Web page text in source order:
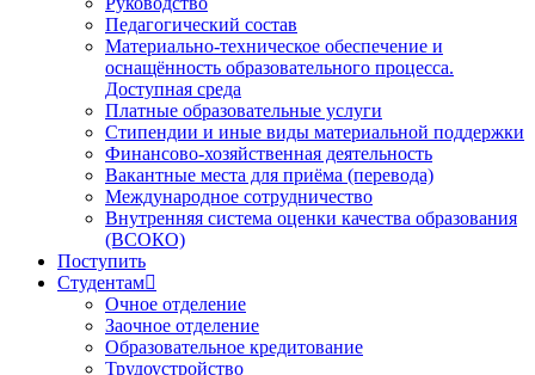
Педагогический состав
Материально-техническое обеспечение и
оснащённость образовательного процесса.
Доступная среда
Платные образовательные услуги
Стипендии и иные виды материальной поддержки
Финансово-хозяйственная деятельность
Вакантные места для приёма (перевода)
Международное сотрудничество
Внутренняя система оценки качества образования
(ВСОКО)
Поступить
Студентам
Очное отделение
Заочное отделение
Образовательное кредитование
Трудоустройство